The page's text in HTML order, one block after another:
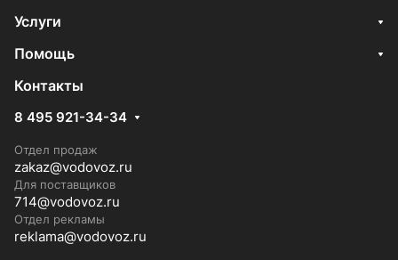
Услуги
Помощь
Контакты
8 495 921-34-34
Отдел продаж
zakaz@vodovoz.ru
Для поставщиков
714@vodovoz.ru
Отдел рекламы
reklama@vodovoz.ru